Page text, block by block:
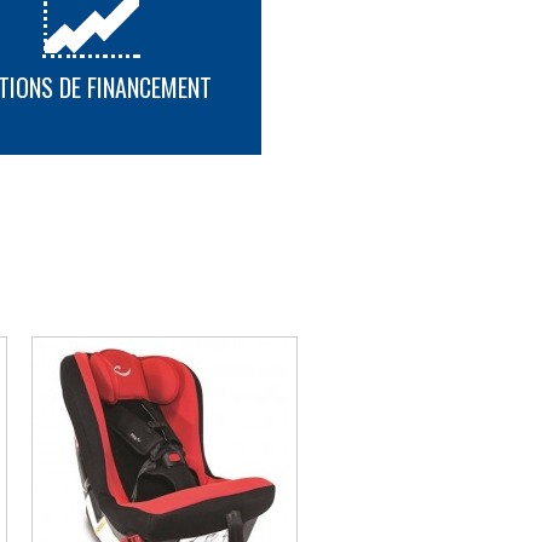
disponibles
d'appoint 1
pieds / Plaque de base pour
DE FINANCEMENT
PLUS D'INFORMATION